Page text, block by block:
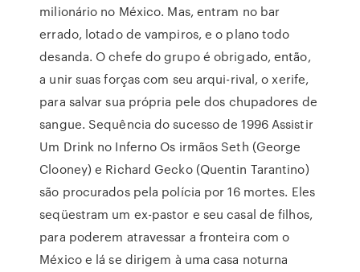
milionário no México. Mas, entram no bar
errado, lotado de vampiros, e o plano todo
desanda. O chefe do grupo é obrigado, então,
a unir suas forças com seu arqui-rival, o xerife,
para salvar sua própria pele dos chupadores de
sangue. Sequência do sucesso de 1996 Assistir
Um Drink no Inferno Os irmãos Seth (George
Clooney) e Richard Gecko (Quentin Tarantino)
são procurados pela polícia por 16 mortes. Eles
seqüestram um ex-pastor e seu casal de filhos,
para poderem atravessar a fronteira com o
México e lá se dirigem à uma casa noturna